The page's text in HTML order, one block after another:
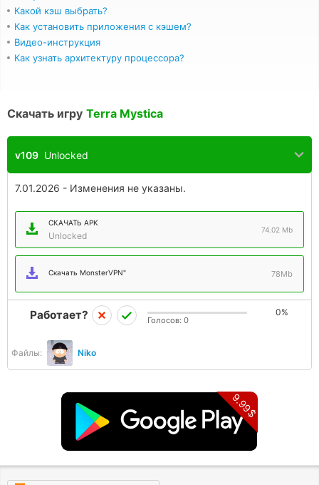
Какой кэш выбрать?
Как установить приложения с кэшем?
Видео-инструкция
Как узнать архитектуру процессора?
Скачать игру Terra Mystica
v109 Unlocked
7.01.2026 - Изменения не указаны.
СКАЧАТЬ APK
Unlocked
74.02 Mb
Скачать MonsterVPN" 78Mb
Файлы: Niko
Работает? 0%
Голосов: 0
9.99$